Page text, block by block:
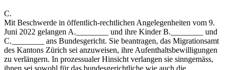
C.
Mit Beschwerde in öffentlich-rechtlichen Angelegenheiten vom 9.
Juni 2022 gelangen A.________ und ihre Kinder B.________ und
C.________ ans Bundesgericht. Sie beantragen, das Migrationsamt
des Kantons Zürich sei anzuweisen, ihre Aufenthaltsbewilligungen
zu verlängern. In prozessualer Hinsicht verlangen sie sinngemäss,
ihnen sei sowohl für das bundesgerichtliche wie auch die